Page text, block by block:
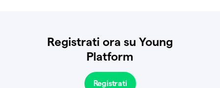
Registrati ora su Young
Platform
Registrati